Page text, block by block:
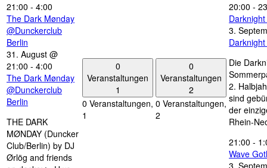
21:00 - 4:00
The Dark Mønday
@Dunckerclub
Berlin
31. August @
21:00 - 4:00
The Dark Mønday
@Dunckerclub
Berlin
THE DARK
MØNDAY (Duncker
Club/Berlin) by DJ
Ørlög and friends
0
Veranstaltungen
1
0 Veranstaltungen,
1
0
Veranstaltungen
2
0 Veranstaltungen,
2
20:00 -
3.
Die
2.
sind
der
Rhein-
21:00 -
Wave